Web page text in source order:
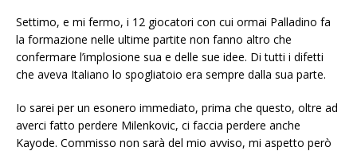
Settimo, e mi fermo, i 12 giocatori con cui ormai Palladino fa
la formazione nelle ultime partite non fanno altro che
confermare l’implosione sua e delle sue idee. Di tutti i difetti
che aveva Italiano lo spogliatoio era sempre dalla sua parte.
Io sarei per un esonero immediato, prima che questo, oltre ad
averci fatto perdere Milenkovic, ci faccia perdere anche
Kayode. Commisso non sarà del mio avviso, mi aspetto però